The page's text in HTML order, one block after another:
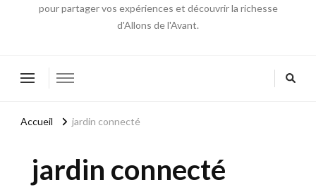
pour partager vos expériences et découvrir la richesse
d'Allons de l'Avant.
Accueil jardin connecté
jardin connecté